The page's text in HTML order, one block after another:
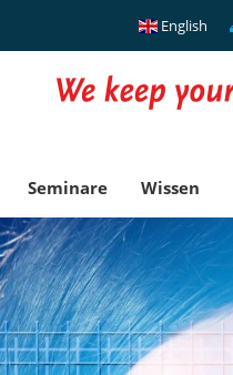
English
Seminare Wissen